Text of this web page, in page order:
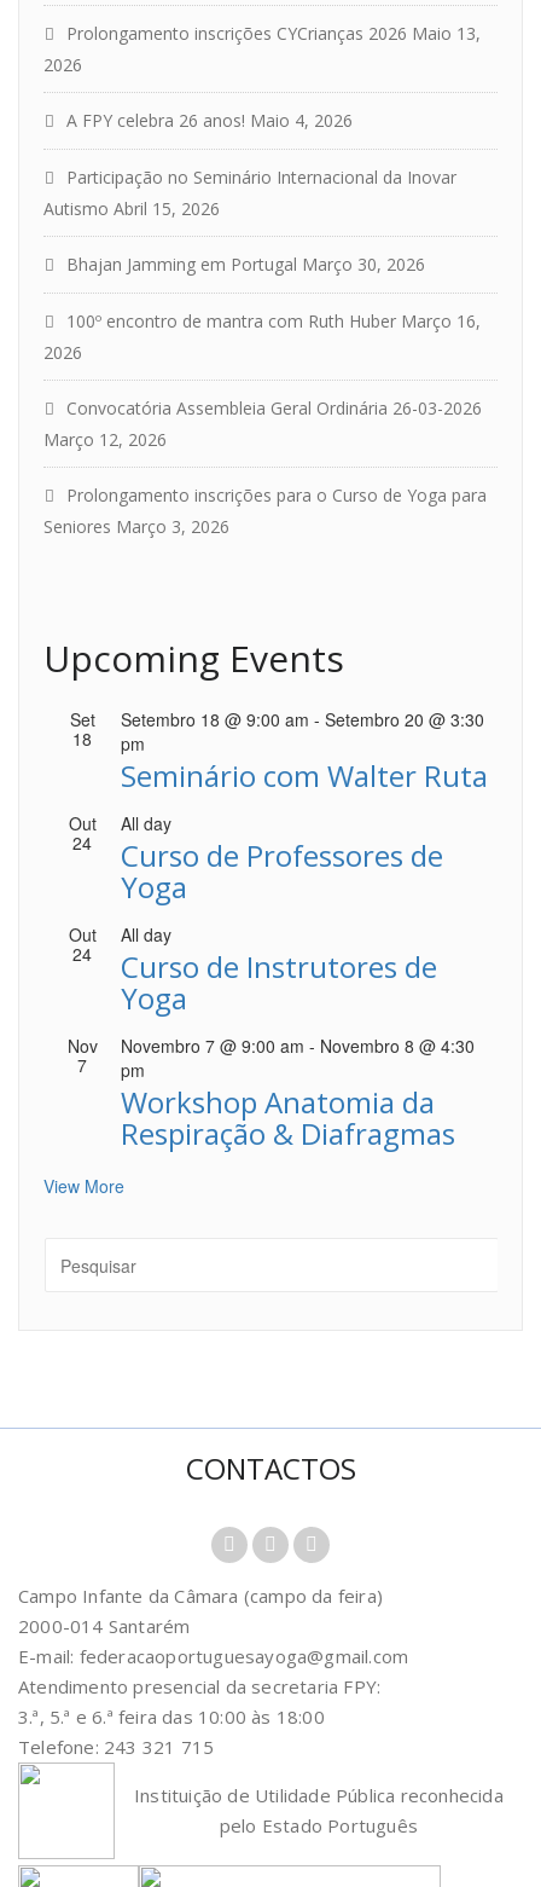
Prolongamento inscrições CYCrianças 2026 Maio 13,
2026
A FPY celebra 26 anos! Maio 4, 2026
Participação no Seminário Internacional da Inovar
Autismo Abril 15, 2026
Bhajan Jamming em Portugal Março 30, 2026
100º encontro de mantra com Ruth Huber Março 16,
2026
Convocatória Assembleia Geral Ordinária 26-03-2026
Março 12, 2026
Prolongamento inscrições para o Curso de Yoga para
Seniores Março 3, 2026
Upcoming Events
Set
18
Setembro 18 @ 9:00 am - Setembro 20 @ 3:30
pm
Seminário com Walter Ruta
Out
24
All day
Curso de Professores de
Yoga
Out
24
All day
Curso de Instrutores de
Yoga
Nov
7
Novembro 7 @ 9:00 am - Novembro 8 @ 4:30
pm
Workshop Anatomia da
Respiração & Diafragmas
View More
CONTACTOS
Campo Infante da Câmara (campo da feira)
2000-014 Santarém
E-mail: federacaoportuguesayoga@gmail.com
Atendimento presencial da secretaria FPY:
3.ª, 5.ª e 6.ª feira das 10:00 às 18:00
Telefone: 243 321 715
Instituição de Utilidade Pública reconhecida
pelo Estado Português